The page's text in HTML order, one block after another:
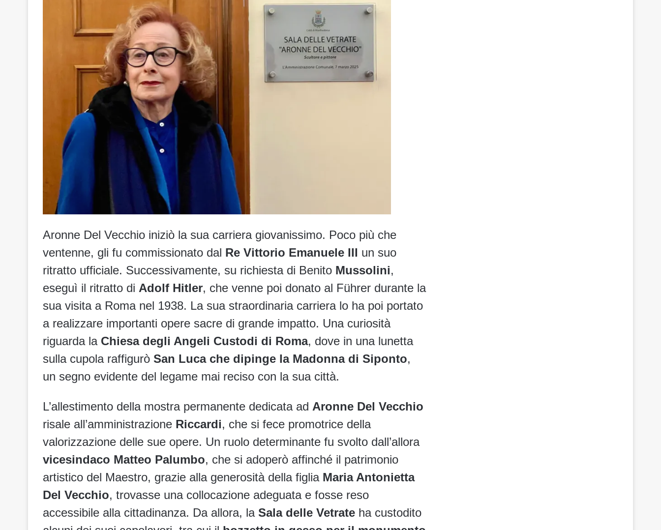
Aronne Del Vecchio iniziò la sua carriera giovanissimo. Poco più che
ventenne, gli fu commissionato dal Re Vittorio Emanuele III un suo
ritratto ufficiale. Successivamente, su richiesta di Benito Mussolini,
eseguì il ritratto di Adolf Hitler, che venne poi donato al Führer durante la
sua visita a Roma nel 1938. La sua straordinaria carriera lo ha poi portato
a realizzare importanti opere sacre di grande impatto. Una curiosità
riguarda la Chiesa degli Angeli Custodi di Roma, dove in una lunetta
sulla cupola raffigurò San Luca che dipinge la Madonna di Siponto,
un segno evidente del legame mai reciso con la sua città.
L’allestimento della mostra permanente dedicata ad Aronne Del Vecchio
risale all’amministrazione Riccardi, che si fece promotrice della
valorizzazione delle sue opere. Un ruolo determinante fu svolto dall’allora
vicesindaco Matteo Palumbo, che si adoperò affinché il patrimonio
artistico del Maestro, grazie alla generosità della figlia Maria Antonietta
Del Vecchio, trovasse una collocazione adeguata e fosse reso
accessibile alla cittadinanza. Da allora, la Sala delle Vetrate ha custodito